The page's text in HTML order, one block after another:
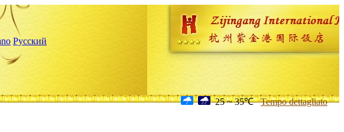
Русский
25 ~ 35℃ Tempo dettagliato